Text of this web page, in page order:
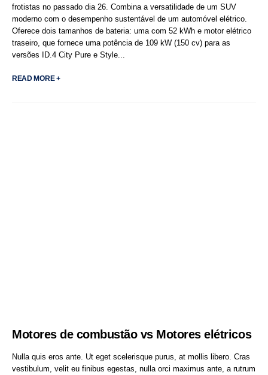
frotistas no passado dia 26. Combina a versatilidade de um SUV
moderno com o desempenho sustentável de um automóvel elétrico.
Oferece dois tamanhos de bateria: uma com 52 kWh e motor elétrico
traseiro, que fornece uma potência de 109 kW (150 cv) para as
versões ID.4 City Pure e Style...
READ MORE +
Motores de combustão vs Motores elétricos
Nulla quis eros ante. Ut eget scelerisque purus, at mollis libero. Cras
vestibulum, velit eu finibus egestas, nulla orci maximus ante, a rutrum